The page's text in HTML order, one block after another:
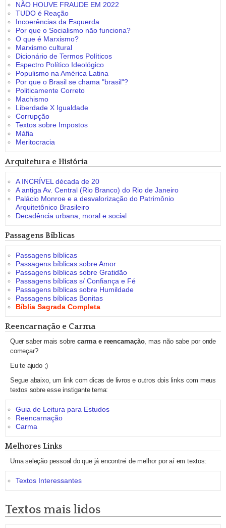
NÃO HOUVE FRAUDE EM 2022
TUDO é Reação
Incoerências da Esquerda
Por que o Socialismo não funciona?
O que é Marxismo?
Marxismo cultural
Dicionário de Termos Políticos
Espectro Político Ideológico
Populismo na América Latina
Por que o Brasil se chama "brasil"?
Politicamente Correto
Machismo
Liberdade X Igualdade
Corrupção
Textos sobre Impostos
Máfia
Meritocracia
Arquitetura e História
A INCRÍVEL década de 20
A antiga Av. Central (Rio Branco) do Rio de Janeiro
Palácio Monroe e a desvalorização do Patrimônio
Arquitetônico Brasileiro
Decadência urbana, moral e social
Passagens Bíblicas
Passagens bíblicas
Passagens bíblicas sobre Amor
Passagens bíblicas sobre Gratidão
Passagens bíblicas s/ Confiança e Fé
Passagens bíblicas sobre Humildade
Passagens bíblicas Bonitas
Bíblia Sagrada Completa
Reencarnação e Carma
Quer saber mais sobrecarma e reencarnação, mas não sabe por onde
começar?
Eu te ajudo ;)
Segue abaixo, um link com dicas de livros e outros dois links com meus
textos sobre esse instigante tema:
Guia de Leitura para Estudos
Reencarnação
Carma
Melhores Links
Uma seleção pessoal do que já encontrei de melhor por aí em textos:
Textos Interessantes
Textos mais lidos